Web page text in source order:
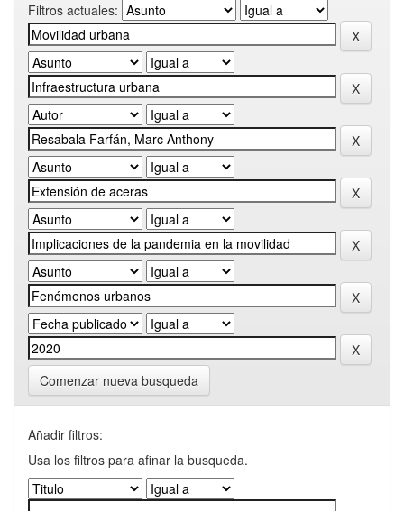
Filtros actuales:
Comenzar nueva busqueda
Añadir filtros:
Usa los filtros para afinar la busqueda.